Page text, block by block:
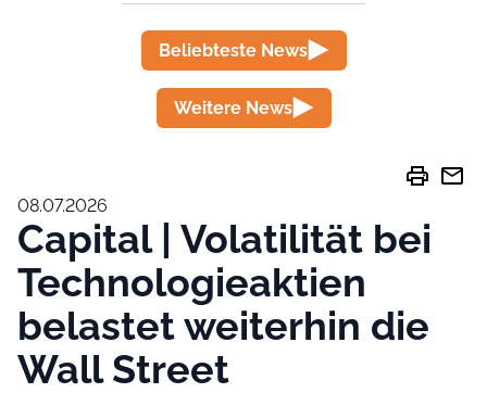
Beliebteste News
Weitere News
print mail
08.07.2026
Capital | Volatilität bei
Technologieaktien
belastet weiterhin die
Wall Street